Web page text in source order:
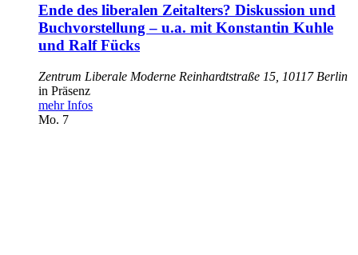
Ende des liberalen Zeitalters? Diskussion und
Buchvor­stellung – u.a. mit Konstantin Kuhle
und Ralf Fücks
Zentrum Liberale Moderne Reinhardtstraße 15, 10117 Berlin
in Präsenz
mehr Infos
Mo. 7